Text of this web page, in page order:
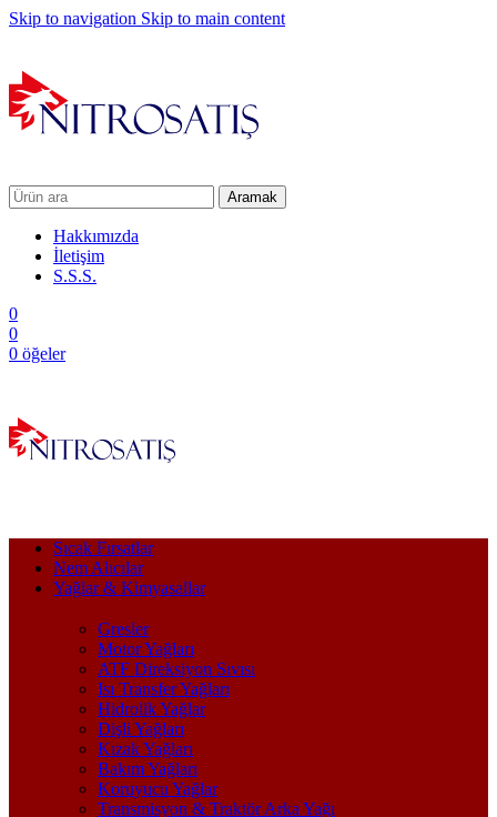
Skip to navigation Skip to main content
Aramak
Hakkımızda
İletişim
S.S.S.
0
0
0 öğeler
Sıcak Fırsatlar
Nem Alıcılar
Yağlar & Kimyasallar
Gresler
Motor Yağları
ATF Direksiyon Sıvısı
Isı Transfer Yağları
Hidrolik Yağlar
Dişli Yağları
Kızak Yağları
Bakım Yağları
Koruyucu Yağlar
Transmisyon & Traktör Arka Yağı